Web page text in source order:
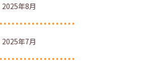
2025年8月
2025年7月